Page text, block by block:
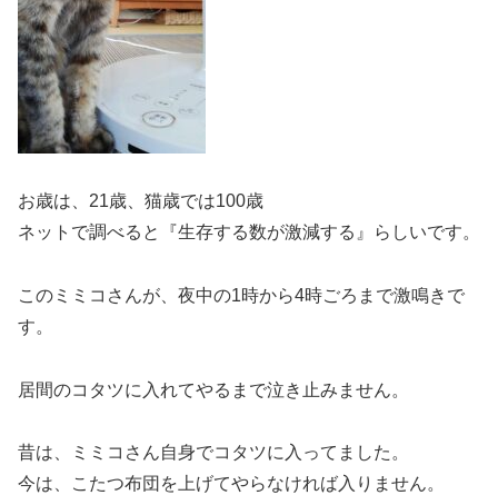
お歳は、21歳、猫歳では100歳
ネットで調べると『生存する数が激減する』らしいです。
このミミコさんが、夜中の1時から4時ごろまで激鳴きで
す。
居間のコタツに入れてやるまで泣き止みません。
昔は、ミミコさん自身でコタツに入ってました。
今は、こたつ布団を上げてやらなければ入りません。